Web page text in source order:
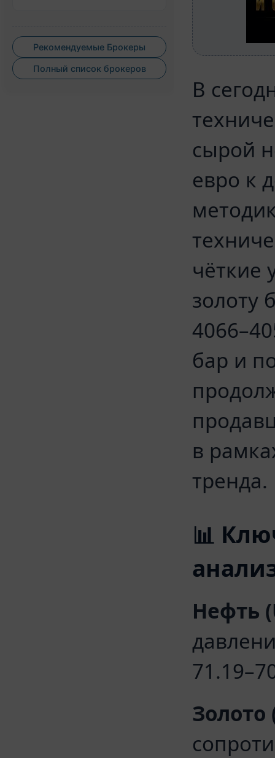
Рекомендуемые Брокеры
Полный список брокеров
В
сырой
евро к
чёткие
золоту
бар и
в
тренда.
📊
Нефть
Золото